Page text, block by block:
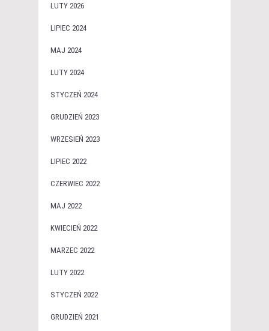
LUTY 2026
LIPIEC 2024
MAJ 2024
LUTY 2024
STYCZEŃ 2024
GRUDZIEŃ 2023
WRZESIEŃ 2023
LIPIEC 2022
CZERWIEC 2022
MAJ 2022
KWIECIEŃ 2022
MARZEC 2022
LUTY 2022
STYCZEŃ 2022
GRUDZIEŃ 2021